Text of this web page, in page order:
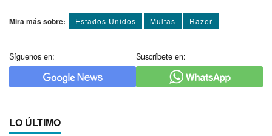
Mira más sobre: Estados Unidos Multas Razer
Síguenos en: Suscríbete en:
LO ÚLTIMO